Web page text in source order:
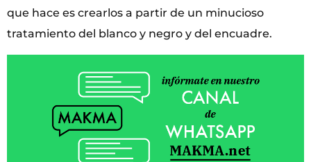
que hace es crearlos a partir de un minucioso
tratamiento del blanco y negro y del encuadre.